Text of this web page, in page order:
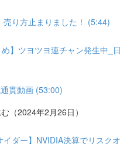
売り方止まりました！ (5:44)
】ツヨツヨ連チャン発生中_日
貫動画 (53:00)
（2024年2月26日）
ダー】NVIDIA決算でリスクオ